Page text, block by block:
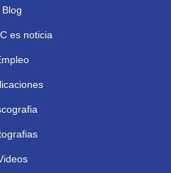
Blog
es noticia